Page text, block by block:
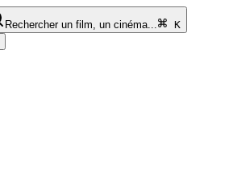
Rechercher un film, un cinéma...
K